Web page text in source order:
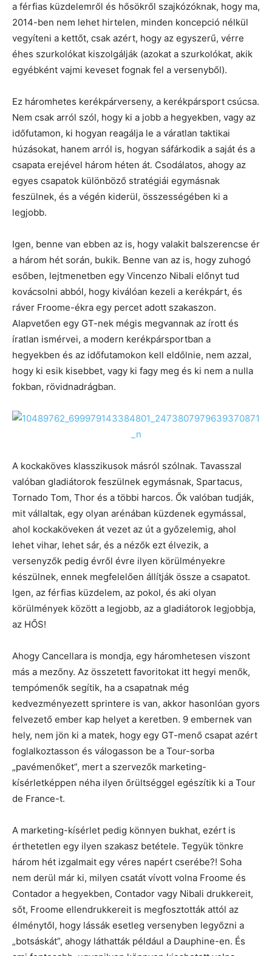
a férfias küzdelemről és hősökről szajkózóknak, hogy ma,
2014-ben nem lehet hirtelen, minden koncepció nélkül
vegyíteni a kettőt, csak azért, hogy az egyszerű, vérre
éhes szurkolókat kiszolgálják (azokat a szurkolókat, akik
egyébként vajmi keveset fognak fel a versenyből).
Ez háromhetes kerékpárverseny, a kerékpársport csúcsa.
Nem csak arról szól, hogy ki a jobb a hegyekben, vagy az
időfutamon, ki hogyan reagálja le a váratlan taktikai
húzásokat, hanem arról is, hogyan sáfárkodik a saját és a
csapata erejével három héten át. Csodálatos, ahogy az
egyes csapatok különböző stratégiái egymásnak
feszülnek, és a végén kiderül, összességében ki a
legjobb.
Igen, benne van ebben az is, hogy valakit balszerencse ér
a három hét során, bukik. Benne van az is, hogy zuhogó
esőben, lejtmenetben egy Vincenzo Nibali előnyt tud
kovácsolni abból, hogy kiválóan kezeli a kerékpárt, és
ráver Froome-ékra egy percet adott szakaszon.
Alapvetően egy GT-nek mégis megvannak az írott és
íratlan ismérvei, a modern kerékpársportban a
hegyekben és az időfutamokon kell eldőlnie, nem azzal,
hogy ki esik kisebbet, vagy ki fagy meg és ki nem a nulla
fokban, rövidnadrágban.
A kockaköves klasszikusok másról szólnak. Tavasszal
valóban gladiátorok feszülnek egymásnak, Spartacus,
Tornado Tom, Thor és a többi harcos. Ők valóban tudják,
mit vállaltak, egy olyan arénában küzdenek egymással,
ahol kockaköveken át vezet az út a győzelemig, ahol
lehet vihar, lehet sár, és a nézők ezt élvezik, a
versenyzők pedig évről évre ilyen körülményekre
készülnek, ennek megfelelően állítják össze a csapatot.
Igen, az férfias küzdelem, az pokol, és aki olyan
körülmények között a legjobb, az a gladiátorok legjobbja,
az HŐS!
Ahogy Cancellara is mondja, egy háromhetesen viszont
más a mezőny. Az összetett favoritokat itt hegyi menők,
tempómenők segítik, ha a csapatnak még
kedvezményezett sprintere is van, akkor hasonlóan gyors
felvezető ember kap helyet a keretben. 9 embernek van
hely, nem jön ki a matek, hogy egy GT-menő csapat azért
foglalkoztasson és válogasson be a Tour-sorba
„pavémenőket”, mert a szervezők marketing-
kísérletképpen néha ilyen őrültséggel egészítik ki a Tour
de France-t.
A marketing-kísérlet pedig könnyen bukhat, ezért is
érthetetlen egy ilyen szakasz betétele. Tegyük tönkre
három hét izgalmait egy véres napért cserébe?! Soha
nem derül már ki, milyen csatát vívott volna Froome és
Contador a hegyekben, Contador vagy Nibali drukkereit,
sőt, Froome ellendrukkereit is megfosztották attól az
élménytől, hogy lássák esetleg versenyben legyőzni a
„botsáskát”, ahogy láthatták például a Dauphine-en. És